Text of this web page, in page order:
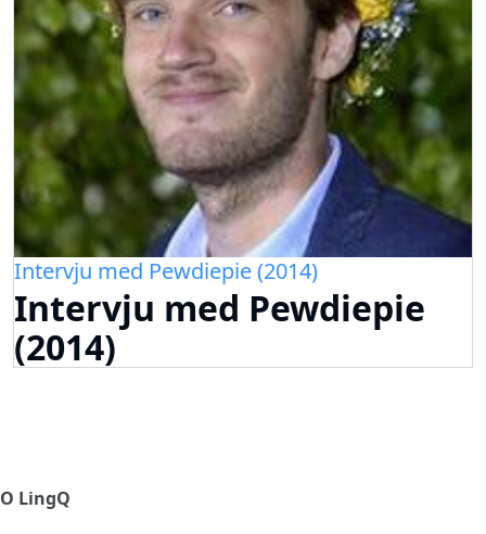
Intervju med Pewdiepie (2014)
Intervju med Pewdiepie
(2014)
O LingQ